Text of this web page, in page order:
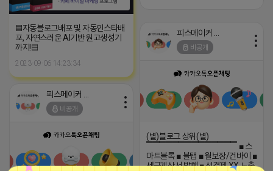
▤자동블로그배포 및 자동인스타배
포, 자연스러운 AI기반 원고생성기
까지!▤
2023-09-06 14:23:34
비공개
(별)블로그 상위(별)
▔▔▔▔▔▔▔▔▔▔▔▔▔▔ ■ 스
마트블록 ■ 블탭 ■ 월보장/건바이 ■
세금계산서 발행 ■ 선결제 XX 노출
비공개